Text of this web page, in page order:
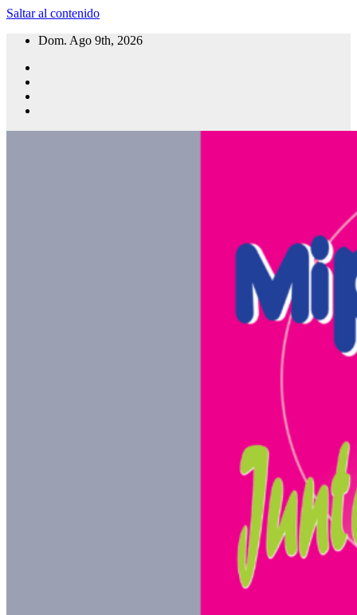
Saltar al contenido
Dom. Ago 9th, 2026